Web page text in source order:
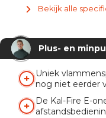
Plus- en
Uniek
nog niet eerder
De Kal-Fire E-
Met ruit
Knispermodule
App
Bekijk alle